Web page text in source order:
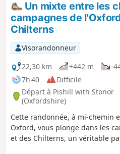
Un mixte entre les
campagnes de
Chilterns
Visorandonneur
22,30 km
+442 m
-
7h 40
Difficile
Départ à Pishill with Stonor
(Oxfordshire)
Cette randonnée, à mi-chemin
Oxford, vous plonge dans les
et des Chilterns, un véritable